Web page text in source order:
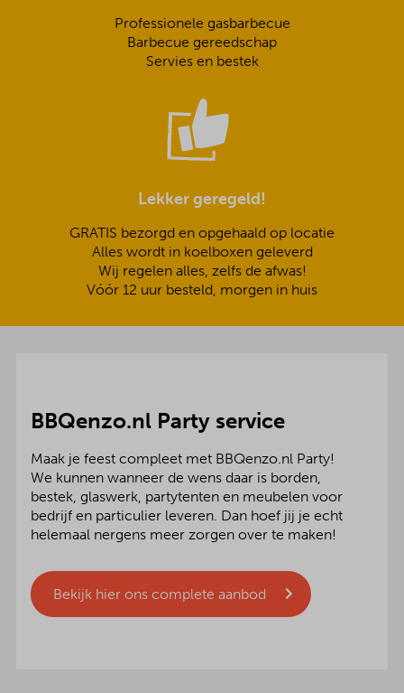
Professionele gasbarbecue
Barbecue gereedschap
Servies en bestek
Lekker geregeld!
GRATIS bezorgd en opgehaald op locatie
Alles wordt in koelboxen geleverd
Wij regelen alles, zelfs de afwas!
Vóór 12 uur besteld, morgen in huis
BBQenzo.nl Party service
Maak je feest compleet met BBQenzo.nl Party!
We kunnen wanneer de wens daar is borden,
bestek, glaswerk, partytenten en meubelen voor
bedrijf en particulier leveren. Dan hoef jij je echt
helemaal nergens meer zorgen over te maken!
Bekijk hier ons complete aanbod